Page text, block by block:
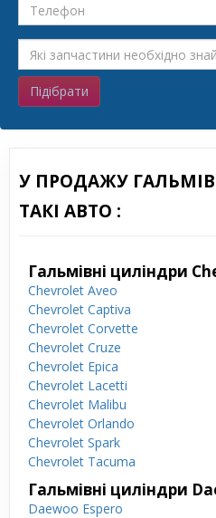
Підібрати
У ПРОДАЖУ
ТАКІ АВТО :
Гальмівні циліндри
Chevrolet Aveo
Chevrolet Captiva
Chevrolet Corvette
Chevrolet Cruze
Chevrolet Epica
Chevrolet Lacetti
Chevrolet Malibu
Chevrolet Orlando
Chevrolet Spark
Chevrolet Tacuma
Гальмівні циліндри
Daewoo Espero